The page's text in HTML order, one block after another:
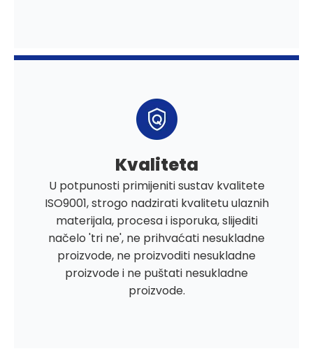
Kvaliteta
U potpunosti primijeniti sustav kvalitete
ISO9001, strogo nadzirati kvalitetu ulaznih
materijala, procesa i isporuka, slijediti
načelo 'tri ne', ne prihvaćati nesukladne
proizvode, ne proizvoditi nesukladne
proizvode i ne puštati nesukladne
proizvode.